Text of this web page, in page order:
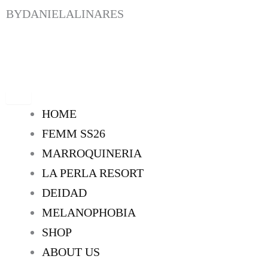
IRBYDANIELALINARES
HOME
FEMM SS26
MARROQUINERIA
LA PERLA RESORT
DEIDAD
MELANOPHOBIA
SHOP
ABOUT US